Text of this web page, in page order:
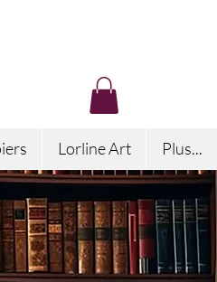
vous
Lorline Art Plus...